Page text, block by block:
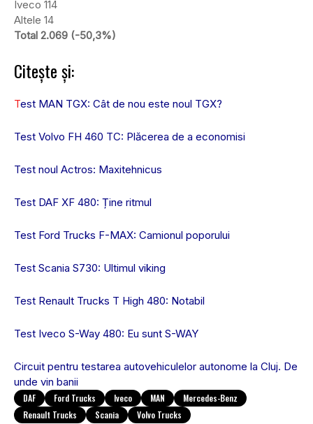
Iveco 114
Altele 14
Total 2.069 (-50,3%)
Citește și:
Test MAN TGX: Cât de nou este noul TGX?
Test Volvo FH 460 TC: Plăcerea de a economisi
Test noul Actros: Maxitehnicus
Test DAF XF 480: Ține ritmul
Test Ford Trucks F-MAX: Camionul poporului
Test Scania S730: Ultimul viking
Test Renault Trucks T High 480: Notabil
Test Iveco S-Way 480: Eu sunt S-WAY
Circuit pentru testarea autovehiculelor autonome la Cluj. De
unde vin banii
DAF Ford Trucks Iveco MAN
Mercedes-Benz
Renault Trucks
Scania Volvo Trucks